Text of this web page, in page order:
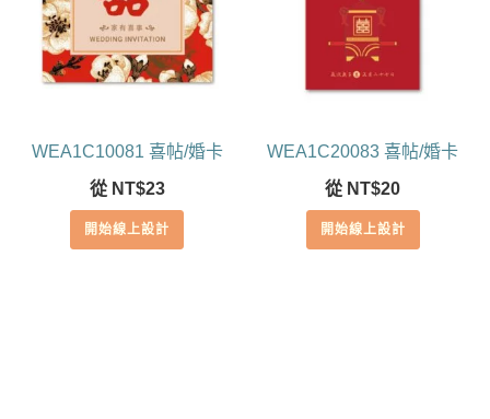
WEA1C10081 喜帖/婚卡
從 NT$23
開始線上設計
WEA1C20083 喜帖/婚卡
從 NT$20
開始線上設計